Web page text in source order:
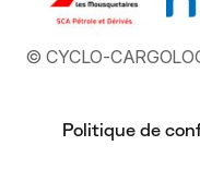
© CYCLO-
Politique de